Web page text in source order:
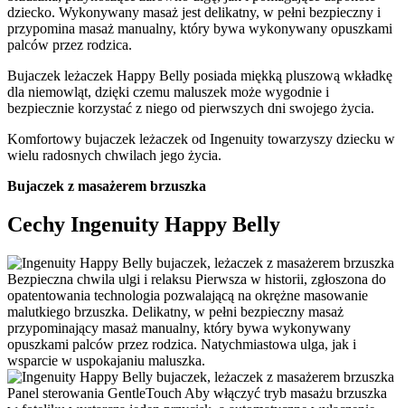
dziecko. Wykonywany masaż jest delikatny, w pełni bezpieczny i
przypomina masaż manualny, który bywa wykonywany opuszkami
palców przez rodzica.
Bujaczek leżaczek Happy Belly posiada miękką pluszową wkładkę
dla niemowląt, dzięki czemu maluszek może wygodnie i
bezpiecznie korzystać z niego od pierwszych dni swojego życia.
Komfortowy bujaczek leżaczek od Ingenuity towarzyszy dziecku w
wielu radosnych chwilach jego życia.
Bujaczek z masażerem brzuszka
Cechy Ingenuity Happy Belly
Bezpieczna chwila ulgi i relaksu Pierwsza w historii, zgłoszona do
opatentowania technologia pozwalającą na okrężne masowanie
malutkiego brzuszka. Delikatny, w pełni bezpieczny masaż
przypominający masaż manualny, który bywa wykonywany
opuszkami palców przez rodzica. Natychmiastowa ulga, jak i
wsparcie w uspokajaniu maluszka.
Panel sterowania GentleTouch Aby włączyć tryb masażu brzuszka